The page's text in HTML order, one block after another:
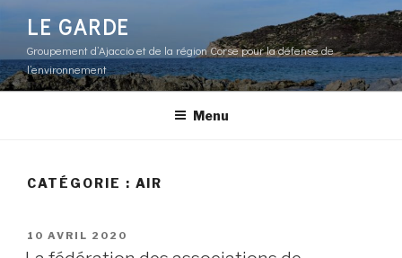
Aller
contenu
principal
LE GARDE
Groupement d’Ajaccio et de la région Corse pour la défense de
l’environnement
Menu
CATÉGORIE : AIR
PUBLIÉ
LE
10 AVRIL 2020